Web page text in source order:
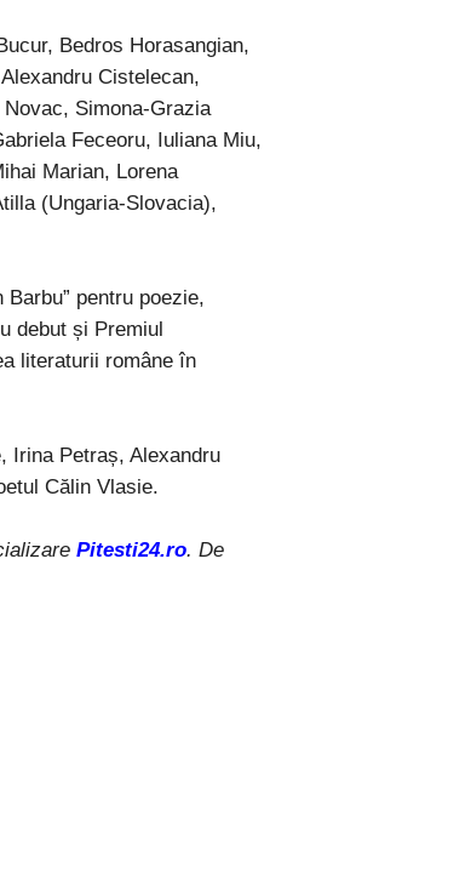
Bedros Horasangian,
Cistelecan,
Simona-Grazia
Feceoru, Iuliana Miu,
Marian, Lorena
(Ungaria-Slovacia),
pentru poezie,
debut și Premiul
literaturii române în
Irina Petraș, Alexandru
Călin Vlasie.
Pitesti24.ro. De